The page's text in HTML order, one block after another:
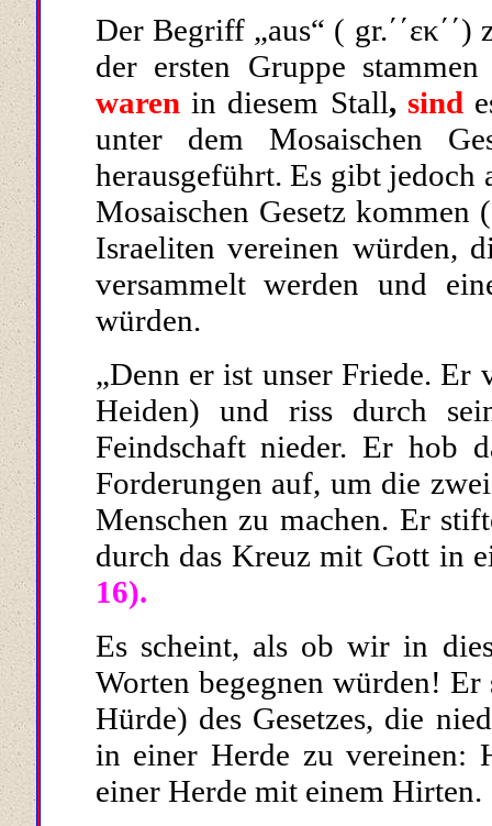
Der Begriff „aus“ ( gr.΄΄εκ΄΄)
der ersten Gruppe stammen
waren in diesem Stall,sind
unter dem Mosaischen
herausgeführt. Es gibt jedoch
Mosaischen Gesetz kommen
Israeli­ten vereinen würden,
versammeltwerden und
würden.
„Denn er ist unser Friede. Er
Heiden) und riss durch
Feindschaft nieder. Er hob
Forderungen auf, um die
Menschen zu machen. Er
durch das Kreuz mit Gott in
16).
Es scheint, als ob wir in
Worten begegnen würden!
Hürde) des Gesetzes, die
in einer Herde zu vereinen:
einer Herde mit einem Hirten.